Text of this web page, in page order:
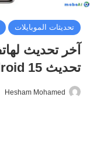
تحديثات الموبايلات
تحديث Android 15 والمزيد قادم
Hesham Mohamed